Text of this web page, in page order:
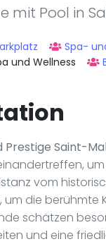
mit Pool in
Spa-
und Wellness
Prestige Saint-
vom
die berühmte
schätzen
und eine